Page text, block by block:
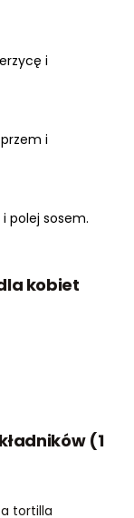
i
i
polej sosem.
kobiet
(1
tortilla